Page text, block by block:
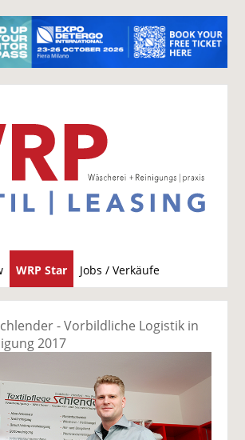
WRP Star Jobs / Verkäufe
u
c
- Vorbildliche Logistik in
2017